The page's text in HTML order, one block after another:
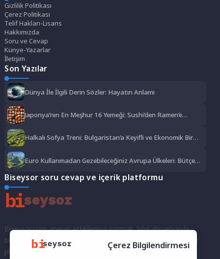
Gizlilik Politikası
Çerez Politikası
Telif Hakları-Lisans
Hakkımızda
Soru ve Cevap
Künye-Yazarlar
İletişim
Son Yazılar
Dünya İle İlgili Derin Sözler: Hayatın Anlamı
Japonya’nın En Meşhur 16 Yemeği: Sushi’den Ramen’e
Halkalı Sofya Treni: Bulgaristan’a Keyifli ve Ekonomik Bir
Euro Kullanmadan Gezebileceğiniz Avrupa Ülkeleri: Bütçe
Biseysor soru cevap ve içerik platformu
Biseysor.com, merak ettiklerinizi sormak, bilgi alışverişinde
bulunmak ve fikirlerinizi paylaşmak için bir araya geldiğimiz bir
platformdur.
Çerez Bilgilendirmesi